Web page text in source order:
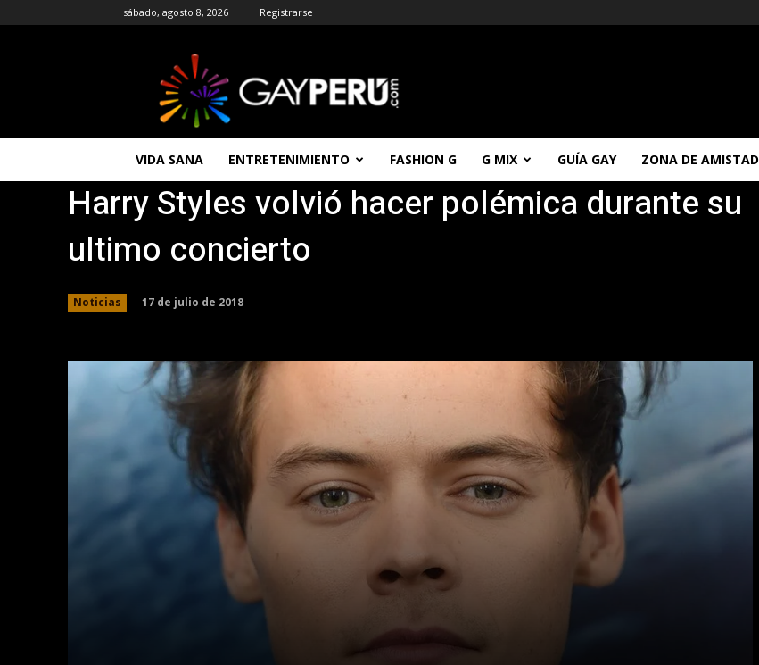
sábado, agosto 8, 2026 Registrarse
|
Entretenimiento
Noticias
Chat
Gratis
Peru
VIDA SANA ENTRETENIMIENTO FASHION G G MIX GUÍA GAY ZONA DE AMISTAD
Harry Styles volvió hacer polémica durante su
ultimo concierto
Noticias 17 de julio de 2018